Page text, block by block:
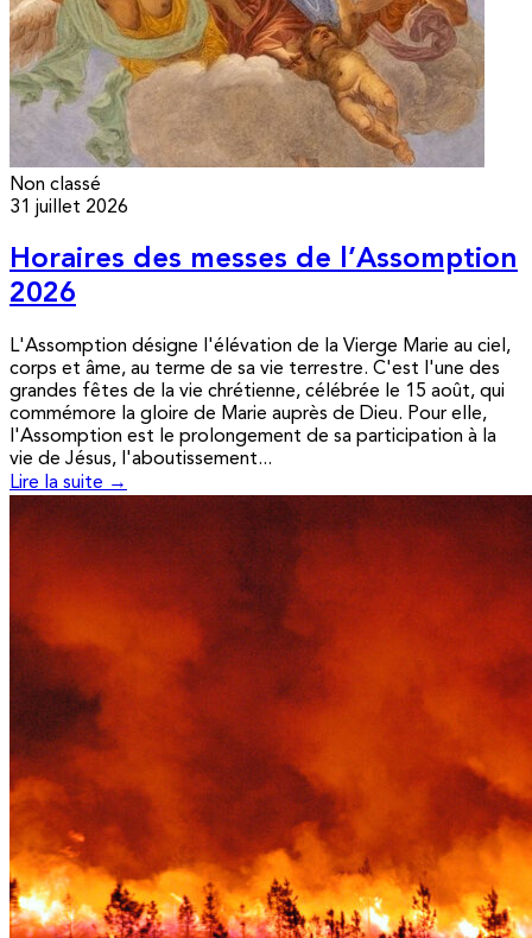
Non classé
31 juillet 2026
Horaires des messes de l’Assomption
2026
L'Assomption désigne l'élévation de la Vierge Marie au ciel,
corps et âme, au terme de sa vie terrestre. C'est l'une des
grandes fêtes de la vie chrétienne, célébrée le 15 août, qui
commémore la gloire de Marie auprès de Dieu. Pour elle,
l'Assomption est le prolongement de sa participation à la
vie de Jésus, l'aboutissement...
Lire la suite →